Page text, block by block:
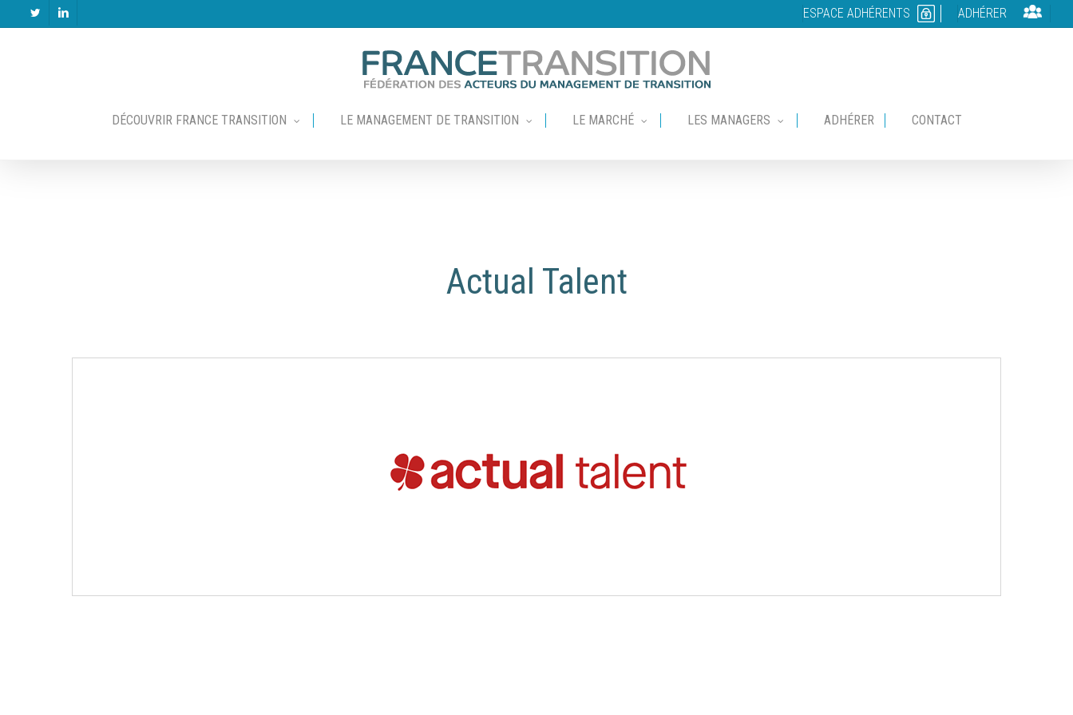
to
twitter linkedin ESPACE ADHÉRENTS ADHÉRER
DÉCOUVRIR FRANCE TRANSITION LE MANAGEMENT DE TRANSITION LE MARCHÉ LES MANAGERS ADHÉRER CONTACT
Actual Talent